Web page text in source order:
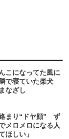
こになってた風に
で寝ていた柴犬
なざし
まり“ドヤ顔” ず
メロメロになる人
しい」